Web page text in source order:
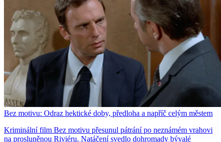
Bez motivu: Odraz hektické doby, předloha a napříč celým městem
Kriminální film Bez motivu přesunul pátrání po neznámém vrahovi
na prosluněnou Riviéru. Natáčení svedlo dohromady bývalé